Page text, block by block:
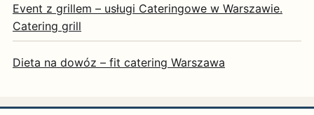
Event z grillem – usługi Cateringowe w Warszawie.
Catering grill
Dieta na dowóz – fit catering Warszawa